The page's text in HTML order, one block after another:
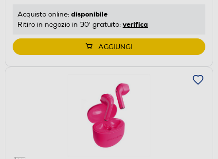
Acquisto online: disponibile
Ritiro in negozio in 30' gratuito: verifica
AGGIUNGI